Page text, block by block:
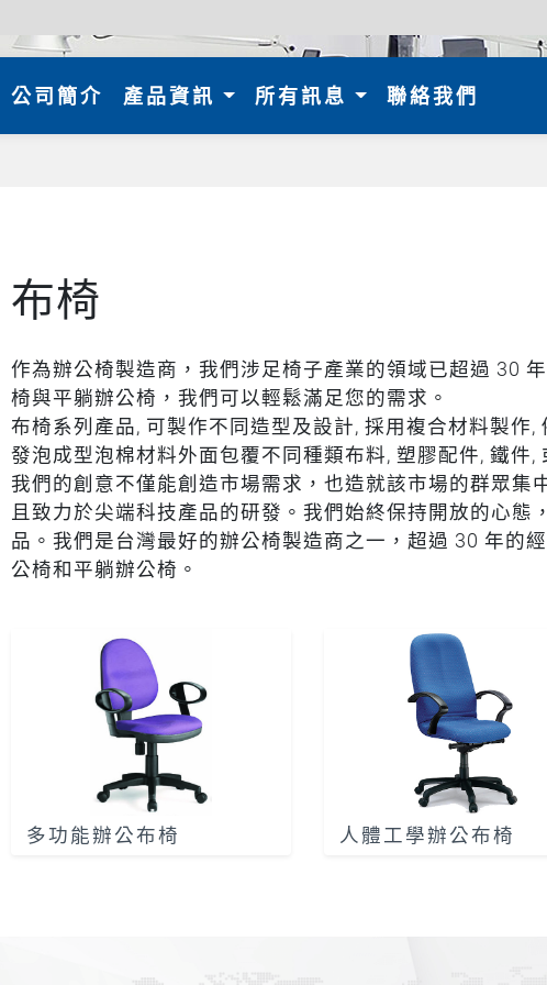
(current)
公司簡介 產品資訊 所有訊息 聯絡我們
布椅
作為辦公椅製造商，我們涉足椅子產業的領域已超過 30
椅與平躺辦公椅，我們可以輕鬆滿足您的需求。
布椅系列產品, 可製作不同造型及設計, 採用複合材料製作
發泡成型泡棉材料外面包覆不同種類布料, 塑膠配件, 鐵件,
我們的創意不僅能創造市場需求，也造就該市場的群眾集
且致力於尖端科技產品的研發。我們始終保持開放的心態
品。我們是台灣最好的辦公椅製造商之一，超過 30 年的
公椅和平躺辦公椅。
多功能辦公布椅 人體工學辦公布椅